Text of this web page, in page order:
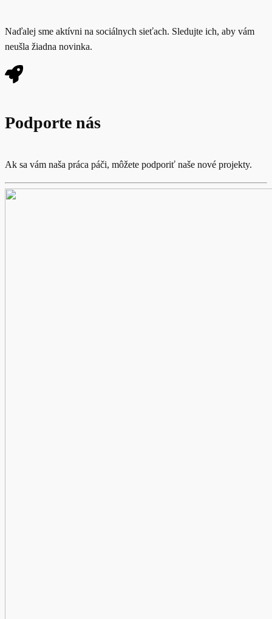
Naďalej sme aktívni na sociálnych sieťach. Sledujte ich, aby vám
neušla žiadna novinka.
Podporte nás
Ak sa vám naša práca páči, môžete podporiť naše nové projekty.